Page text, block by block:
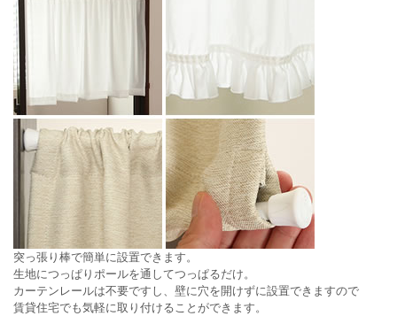
突っ張り棒で簡単に設置できます。
生地につっぱりポールを通してつっぱるだけ。
カーテンレールは不要ですし、壁に穴を開けずに設置できますので
賃貸住宅でも気軽に取り付けることができます。